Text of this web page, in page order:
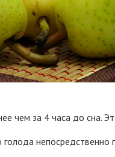
чем за 4 часа до сна.